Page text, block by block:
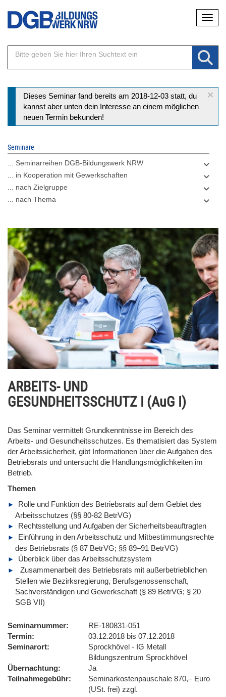
Direkt
Inhalt
×
Statusmeldung
Dieses Seminar fand bereits am 2018-12-03 statt, du
kannst aber unten dein Interesse an einem möglichen
neuen Termin bekunden!
Seminare
... Seminarreihen DGB-Bildungswerk NRW
... in Kooperation mit Gewerkschaften
... nach Zielgruppe
... nach Thema
ARBEITS- UND
GESUNDHEITSSCHUTZ I (AuG I)
Das Seminar vermittelt Grundkenntnisse im Bereich des
Arbeits- und Gesundheitsschutzes. Es thematisiert das System
der Arbeitssicherheit, gibt Informationen über die Aufgaben des
Betriebsrats und untersucht die Handlungsmöglichkeiten im
Betrieb.
Themen
Rolle und Funktion des Betriebsrats auf dem Gebiet des
Arbeitsschutzes (§§ 80-82 BetrVG)
Rechtsstellung und Aufgaben der Sicherheitsbeauftragten
Einführung in den Arbeitsschutz und Mitbestimmungsrechte
des Betriebsrats (§ 87 BetrVG; §§ 89–91 BetrVG)
Überblick über das Arbeitsschutzsystem
Zusammenarbeit des Betriebsrats mit außerbetrieblichen
Stellen wie Bezirksregierung, Berufsgenossenschaft,
Sachverständigen und Gewerkschaft (§ 89 BetrVG; § 20
SGB VII)
Seminarnummer
RE-180831-051
Termin
03.12.2018 bis 07.12.2018
Seminarort
Sprockhövel - IG Metall
Bildungszentrum Sprockhövel
Übernachtung
Ja
Teilnahmegebühr
Seminarkostenpauschale 870,– Euro
(USt. frei) zzgl.